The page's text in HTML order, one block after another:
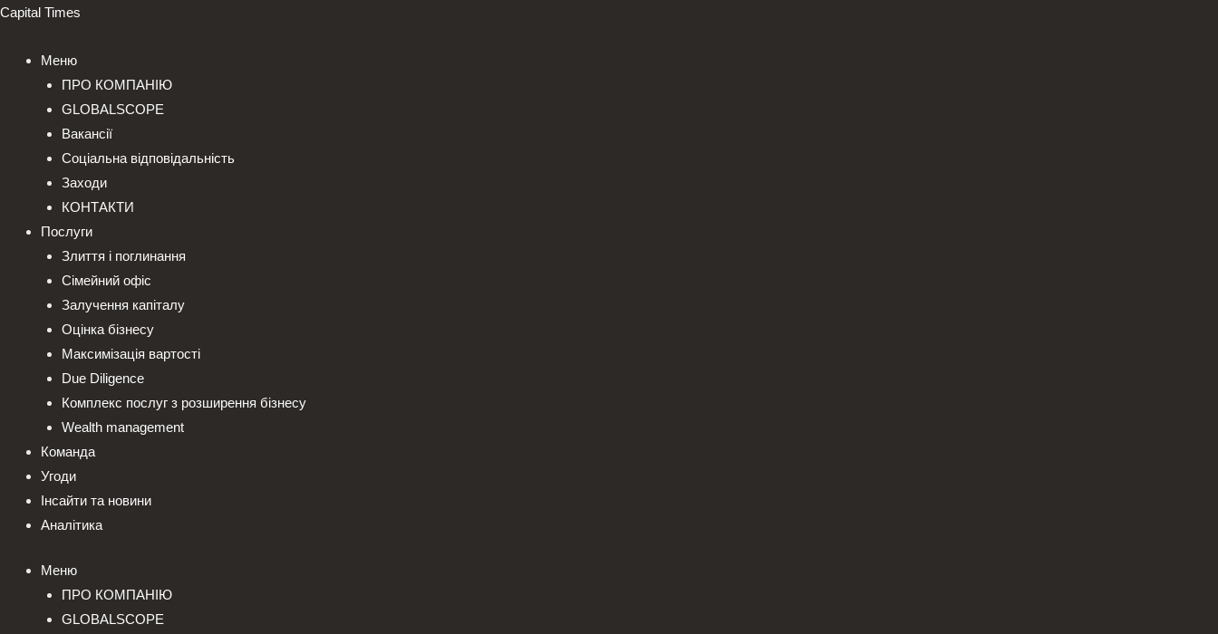
Перейти
вмісту
Capital Times
Меню
ПРО КОМПАНІЮ
GLOBALSCOPE
Вакансії
Соціальна відповідальність
Заходи
КОНТАКТИ
Послуги
Злиття і поглинання
Сімейний офіс
Залучення капіталу
Оцінка бізнесу
Максимізація вартості
Due Diligence
Комплекс послуг з розширення бізнесу
Wealth management
Команда
Угоди
Інсайти та новини
Аналітика
Меню
ПРО КОМПАНІЮ
GLOBALSCOPE